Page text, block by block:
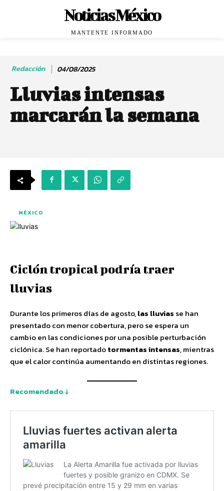
Noticias México
MANTENTE INFORMADO
Redacción 04/08/2025
Lluvias intensas
marcarán la semana
MÉXICO
Ciclón tropical podría traer
lluvias
Durante los primeros días de agosto,las lluvias se han
presentado con menor cobertura, pero se espera un
cambio en las condiciones por una posible perturbación
ciclónica. Se han reportadotormentas intensas, mientras
que el calor continúa aumentando en distintas regiones.
Recomendado ↓